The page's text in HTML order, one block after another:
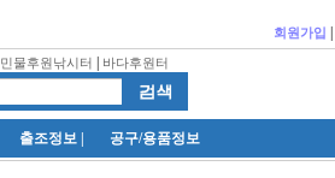
회원가입
민물후원낚시터 바다후원터
출조정보 공구/용품정보